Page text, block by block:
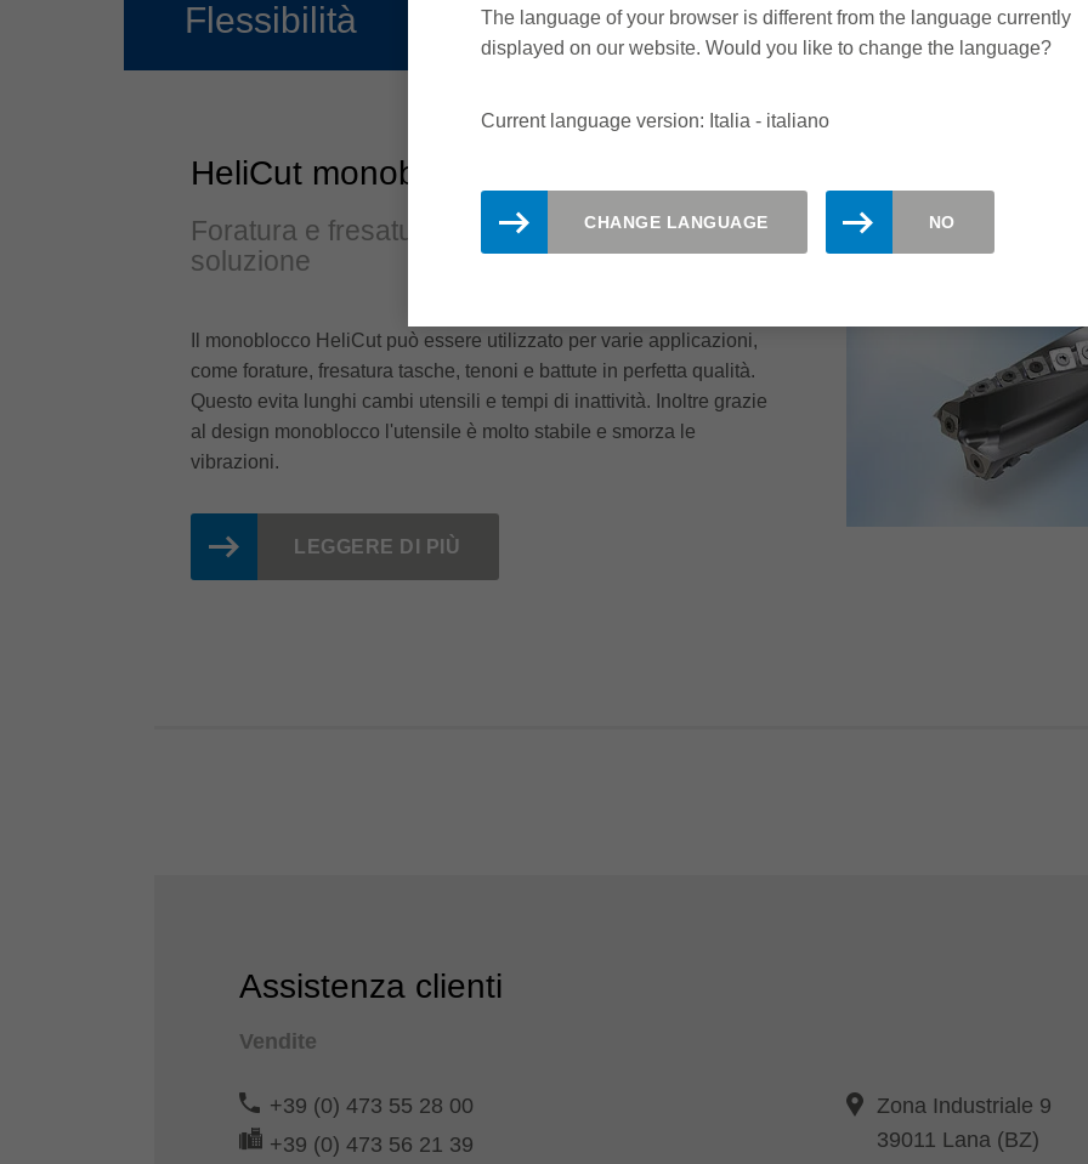
Flessibilità
HeliCut monoblocco
Foratura e fresatura stabile con un'unica
soluzione
Il monoblocco HeliCut può essere utilizzato per varie applicazioni,
come forature, fresatura tasche, tenoni e battute in perfetta qualità.
Questo evita lunghi cambi utensili e tempi di inattività. Inoltre grazie
al design monoblocco l'utensile è molto stabile e smorza le
vibrazioni.
LEGGERE DI PIÙ
Assistenza clienti
Vendite
+39 (0) 473 55 28 00
+39 (0) 473 56 21 39
Zona Industriale 9
39011 Lana (BZ)
The language of your browser is different from the language currently
displayed on our website. Would you like to change the language?
Current language version: Italia - italiano
CHANGE LANGUAGE NO